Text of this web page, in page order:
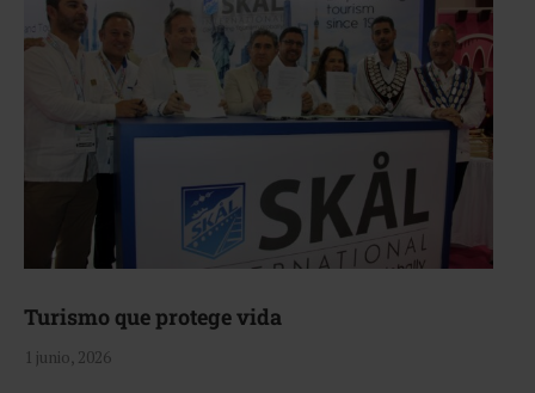
Turismo que protege vida
1 junio, 2026